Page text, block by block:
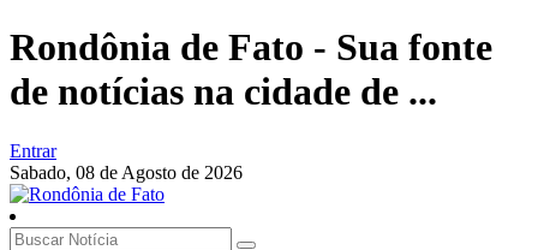
Rondônia de Fato - Sua fonte
de notícias na cidade de ...
Entrar
Sabado, 08 de Agosto de 2026